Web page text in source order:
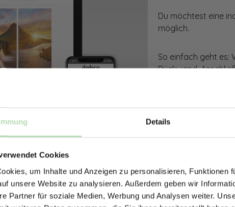
Details
Cookies
um Inhalte und Anzeigen zu personalisieren, Funktionen
unsere Website zu analysieren. Außerdem geben wir
Partner für soziale Medien, Werbung und Analysen weiter.
Du möchtest eine
möglich.
So einfach geht es:
Rückwand.
Mithilfe unseres
dargestellt. Parallel
bestellen kannst.
Zum Konfigurator
Jetzt zum